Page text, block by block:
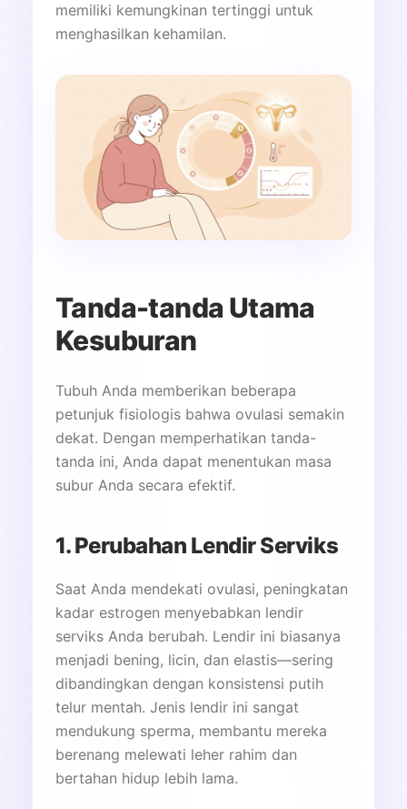
memiliki kemungkinan tertinggi untuk
menghasilkan kehamilan.
Tanda-tanda Utama
Kesuburan
Tubuh Anda memberikan beberapa
petunjuk fisiologis bahwa ovulasi semakin
dekat. Dengan memperhatikan tanda-
tanda ini, Anda dapat menentukan masa
subur Anda secara efektif.
1. Perubahan Lendir Serviks
Saat Anda mendekati ovulasi, peningkatan
kadar estrogen menyebabkan lendir
serviks Anda berubah. Lendir ini biasanya
menjadi bening, licin, dan elastis—sering
dibandingkan dengan konsistensi putih
telur mentah. Jenis lendir ini sangat
mendukung sperma, membantu mereka
berenang melewati leher rahim dan
bertahan hidup lebih lama.